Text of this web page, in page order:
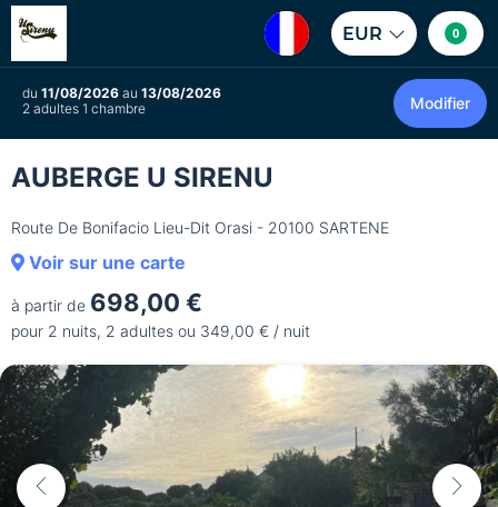
EUR 0
du 11/08/2026 au 13/08/2026
2 adultes 1 chambre
Modifier
AUBERGE U SIRENU
Route De Bonifacio Lieu-Dit Orasi - 20100 SARTENE
Voir sur une carte
à partir de 698,00 €
pour 2 nuits, 2 adultes ou 349,00 € / nuit